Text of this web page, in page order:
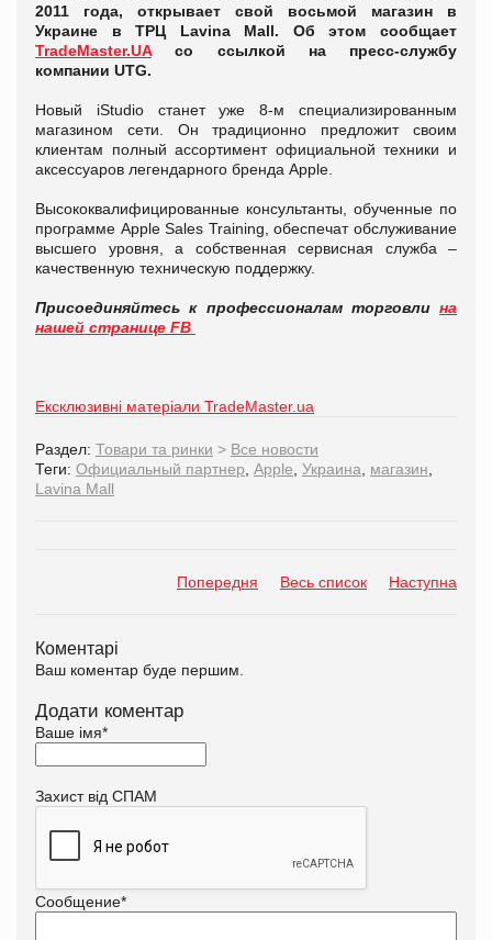
2011 года, открывает свой восьмой магазин в
Украине в ТРЦ Lavina Mall. Об этом сообщает
TradeMaster.UAсо ссылкой на пресс-службу
компании UTG.
Новый iStudio станет уже 8-м специализированным
магазином сети. Он традиционно предложит своим
клиентам полный ассортимент официальной техники и
аксессуаров легендарного бренда Apple.
Высококвалифицированные консультанты, обученные по
программе Apple Sales Training, обеспечат обслуживание
высшего уровня, а собственная сервисная служба –
качественную техническую поддержку.
Присоединяйтесь к профессионалам торговли на
нашей странице FB
Ексклюзивні матеріали TradeMaster.ua
Раздел: Товари та ринки > Все новости
Теги: Официальный партнер Apple Украина магазин
Lavina Mall
Попередня Весь список Наступна
Коментарі
Ваш коментар буде першим.
Додати коментар
Ваше імя*
Захист від СПАМ
Сообщение*